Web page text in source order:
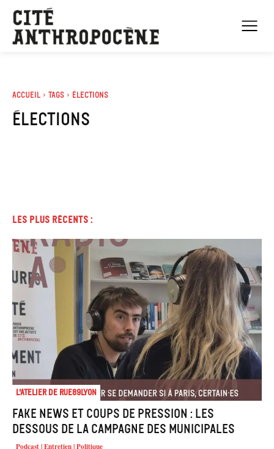
Accueil Tags élections
élections
Les plus récents :
L'atelier de Rue89Lyon
Fake news et coups de pression : les
dessous de la campagne des municipales
Podcast | Entretien | Politique